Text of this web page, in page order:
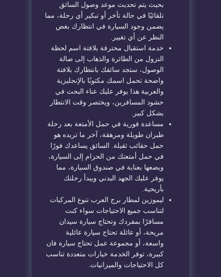
بحيث يتم تحديث موعد وصول السائق
تلقائيًا في حالة تأخر أو تبكير أي رحلة، مما
يضمن وجود السيارة في انتظارك بغض
النظر عن أي تغيير.
خدمة استقبال محترفة بلافتة اسم لحظة
النزول من الطائرة والذهاب إلى صالة
الوصول، ستجد سائقك بانتظارك بلافتة
واضحة تحمل اسمك مكتوبًا بالإنجليزية
والعربية هذا يوفر عليك عناء البحث في
حشود المسافرين، ويختصر وقت الانتظار
بشكل كبير.
مساعدة فورية في حمل الأمتعة بعد رحلة
طيران طويلة ومرهقة، آخر ما تريده هو
حمل حقائب ثقيلة. السائق يساعدك فورًا
في حمل أمتعتك من الحزام إلى السيارة،
ويضعها بعناية في صندوق السيارة، مما
يوفر عليك الجهد البدني ويبدأ رحلتك
بأريحية.
ليموزين لمطار برج العرب تنوع المركبات
لتناسب جميع الاحتياجات سواء كنت
مسافرًا بمفردك وتحتاج سيارة سيدان
مريحة، أو عائلة تحتاج سيارة عائلية
واسعة، أو مجموعة عمل تحتاج سيارة فان
كبيرة، توفر الخدمة خيارات متعددة تناسب
كل الاحتياجات والميزانيات.